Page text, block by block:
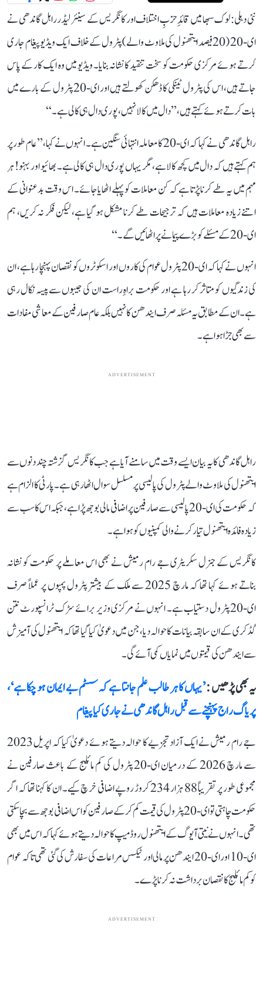
نئی دہلی: لوک سبھا میں قائدِ حزبِ اختلاف اور کانگریس کے سینئر لیڈر راہل گاندھی نے
ای-20 (20 فیصد ایتھنول کی ملاوٹ والے) پٹرول کے خلاف ایک ویڈیو پیغام جاری
کرتے ہوئے مرکزی حکومت کو سخت تنقید کا نشانہ بنایا۔ ویڈیو میں وہ ایک کار کے پاس
جاتے ہیں، اس کی پٹرول ٹینکی کا ڈھکن کھولتے ہیں اور ای-20 پٹرول کے بارے میں
بات کرتے ہوئے کہتے ہیں، ’’دال میں کالا نہیں، پوری دال ہی کالی ہے۔‘‘
راہل گاندھی نے کہا کہ ای-20 کا معاملہ انتہائی سنگین ہے۔ انہوں نے کہا، ’’عام طور پر
ہم کہتے ہیں کہ دال میں کچھ کالا ہے، مگر یہاں پوری دال ہی کالی ہے۔ بھائیو اور بہنو! ہر
مہم میں یہ طے کرنا پڑتا ہے کہ کن معاملات کو پہلے اٹھایا جائے۔ اس وقت بدعنوانی کے
اتنے زیادہ معاملات ہیں کہ ترجیحات طے کرنا مشکل ہو گیا ہے، لیکن فکر نہ کریں، ہم
ای-20 کے مسئلے کو بڑے پیمانے پر اٹھائیں گے۔‘‘
انہوں نے کہا کہ ای-20 پٹرول عوام کی کاروں اور اسکوٹروں کو نقصان پہنچا رہا ہے، ان
کی زندگیوں کو متاثر کر رہا ہے اور حکومت براہِ راست ان کی جیبوں سے پیسہ نکال رہی
ہے۔ ان کے مطابق یہ مسئلہ صرف ایندھن کا نہیں بلکہ عام صارفین کے معاشی مفادات
سے بھی جڑا ہوا ہے۔
ADVERTISEMENT
راہل گاندھی کا یہ بیان ایسے وقت میں سامنے آیا ہے جب کانگریس گزشتہ چند دنوں سے
ایتھنول کی ملاوٹ والے پٹرول کی پالیسی پر مسلسل سوال اٹھا رہی ہے۔ پارٹی کا الزام ہے
کہ حکومت کی ای-20 پالیسی سے صارفین پر اضافی مالی بوجھ پڑا ہے، جبکہ اس کا سب سے
زیادہ فائدہ ایتھنول تیار کرنے والی کمپنیوں کو ہوا ہے۔
کانگریس کے جنرل سکریٹری جے رام رمیش نے بھی اس معاملے پر حکومت کو نشانہ
بناتے ہوئے کہا تھا کہ مارچ 2025 سے ملک کے بیشتر پٹرول پمپوں پر عملاً صرف
ای-20 پٹرول دستیاب ہے۔ انہوں نے مرکزی وزیر برائے سڑک ٹرانسپورٹ نتن
گڈکری کے ان سابقہ بیانات کا حوالہ دیا، جن میں دعویٰ کیا گیا تھا کہ ایتھنول کی آمیزش
سے ایندھن کی قیمتوں میں نمایاں کمی آئے گی۔
یہ بھی پڑھیں :’یہاں کا ہر طالب علم جانتا ہے کہ سسٹم بے ایمان ہو چکا ہے‘،
پریاگ راج پہنچنے سے قبل راہل گاندھی نے جاری کیا پیغام
جے رام رمیش نے ایک آزاد تجزیے کا حوالہ دیتے ہوئے دعویٰ کیا کہ اپریل 2023
سے مارچ 2026 کے درمیان ای-20 پٹرول کی کم مائلیج کے باعث صارفین نے
مجموعی طور پر تقریباً 88 ہزار 234 کروڑ روپے اضافی خرچ کیے۔ ان کا کہنا تھا کہ اگر
حکومت چاہتی تو ای-20 پٹرول کی قیمت کم کرکے صارفین کو اس اضافی بوجھ سے بچا سکتی
تھی۔ انہوں نے نیتی آیوگ کے ایتھنول روڈ میپ کا حوالہ دیتے ہوئے کہا کہ اس میں بھی
ای-10 اور ای-20 ایندھن پر مالی اور ٹیکس مراعات کی سفارش کی گئی تھی تاکہ عوام
کو کم مائلیج کا نقصان برداشت نہ کرنا پڑے۔
ADVERTISEMENT